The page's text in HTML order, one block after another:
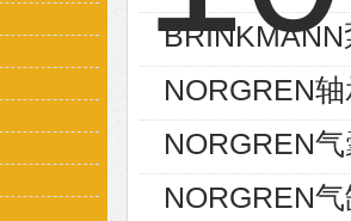
NORGREN
NORGREN
NORGREN